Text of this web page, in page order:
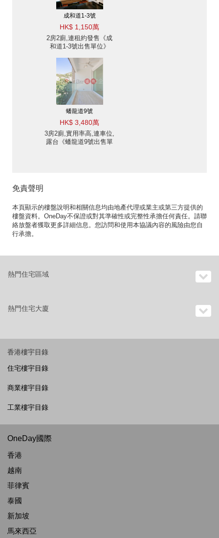
成和道1-3號
HK$ 1,150萬
2房2廁,連租約發售《成
和道1-3號出售單位》
蟠龍道9號
HK$ 3,480萬
3房2廁,實用率高,連車位,
露台《蟠龍道9號出售單
免責聲明
本頁顯示的樓盤說明和相關信息均由地產代理或業主或第三方提供的
樓盤資料。OneDay不保證或對其準確性或完整性承擔任何責任。請聯
絡放盤者獲取更多詳細信息。您訪問和使用本協議內容的風險由您自
行承擔。
熱門住宅區域
熱門住宅大廈
香港樓宇目錄
住宅樓宇目錄
商業樓宇目錄
工業樓宇目錄
OneDay國際
香港
越南
菲律賓
泰國
新加坡
馬來西亞